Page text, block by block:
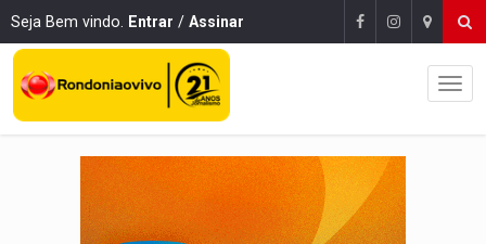
Seja Bem vindo. Entrar / Assinar